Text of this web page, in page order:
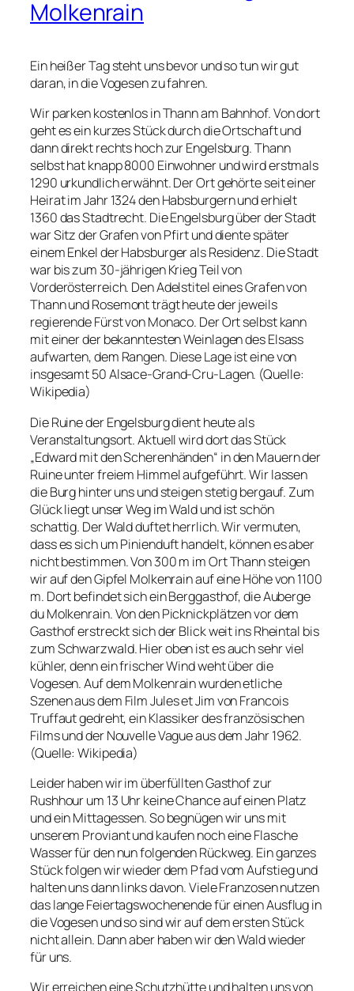
Molkenrain
Ein heißer Tag steht uns bevor und so tun wir gut
daran, in die Vogesen zu fahren.
Wir parken kostenlos in Thann am Bahnhof. Von dort
geht es ein kurzes Stück durch die Ortschaft und
dann direkt rechts hoch zur Engelsburg. Thann
selbst hat knapp 8000 Einwohner und wird erstmals
1290 urkundlich erwähnt. Der Ort gehörte seit einer
Heirat im Jahr 1324 den Habsburgern und erhielt
1360 das Stadtrecht. Die Engelsburg über der Stadt
war Sitz der Grafen von Pfirt und diente später
einem Enkel der Habsburger als Residenz. Die Stadt
war bis zum 30-jährigen Krieg Teil von
Vorderösterreich. Den Adelstitel eines Grafen von
Thann und Rosemont trägt heute der jeweils
regierende Fürst von Monaco. Der Ort selbst kann
mit einer der bekanntesten Weinlagen des Elsass
aufwarten, dem Rangen. Diese Lage ist eine von
insgesamt 50 Alsace-Grand-Cru-Lagen. (Quelle:
Wikipedia)
Die Ruine der Engelsburg dient heute als
Veranstaltungsort. Aktuell wird dort das Stück
„Edward mit den Scherenhänden“ in den Mauern der
Ruine unter freiem Himmel aufgeführt. Wir lassen
die Burg hinter uns und steigen stetig bergauf. Zum
Glück liegt unser Weg im Wald und ist schön
schattig. Der Wald duftet herrlich. Wir vermuten,
dass es sich um Pinienduft handelt, können es aber
nicht bestimmen. Von 300 m im Ort Thann steigen
wir auf den Gipfel Molkenrain auf eine Höhe von 1100
m. Dort befindet sich ein Berggasthof, die Auberge
du Molkenrain. Von den Picknickplätzen vor dem
Gasthof erstreckt sich der Blick weit ins Rheintal bis
zum Schwarzwald. Hier oben ist es auch sehr viel
kühler, denn ein frischer Wind weht über die
Vogesen. Auf dem Molkenrain wurden etliche
Szenen aus dem Film Jules et Jim von Francois
Truffaut gedreht, ein Klassiker des französischen
Films und der Nouvelle Vague aus dem Jahr 1962.
(Quelle: Wikipedia)
Leider haben wir im überfüllten Gasthof zur
Rushhour um 13 Uhr keine Chance auf einen Platz
und ein Mittagessen. So begnügen wir uns mit
unserem Proviant und kaufen noch eine Flasche
Wasser für den nun folgenden Rückweg. Ein ganzes
Stück folgen wir wieder dem Pfad vom Aufstieg und
halten uns dann links davon. Viele Franzosen nutzen
das lange Feiertagswochenende für einen Ausflug in
die Vogesen und so sind wir auf dem ersten Stück
nicht allein. Dann aber haben wir den Wald wieder
für uns.
Wir erreichen eine Schutzhütte und halten uns von